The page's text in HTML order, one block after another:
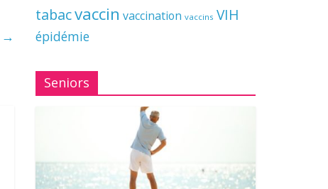
→
tabacvaccin vaccination vaccins VIH
épidémie
Seniors